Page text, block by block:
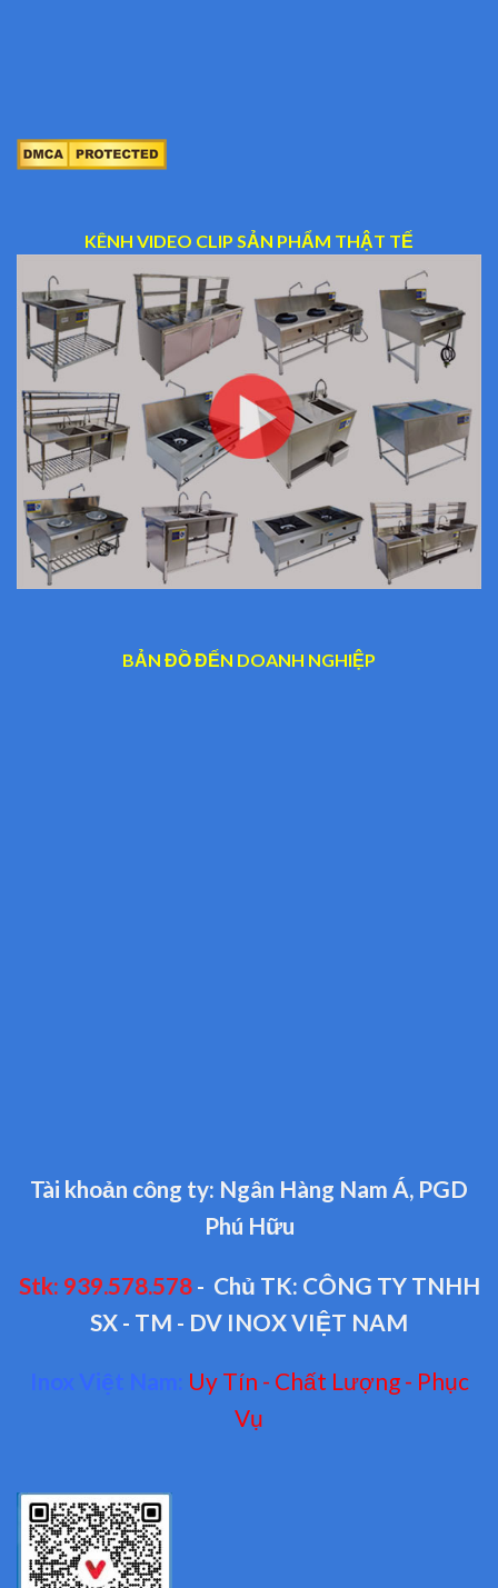
KÊNH VIDEO CLIP SẢN PHẨM THẬT TẾ
BẢN ĐỒ ĐẾN DOANH NGHIỆP
Tài khoản công ty: Ngân Hàng Nam Á, PGD
Phú Hữu
Stk: 939.578.578- Chủ TK: CÔNG TY TNHH
SX - TM - DV INOX VIỆT NAM
Inox Việt Nam: Uy Tín - Chất Lượng - Phục
Vụ